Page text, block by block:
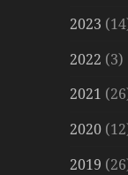
2023
2022 (3)
2021
2020
2019